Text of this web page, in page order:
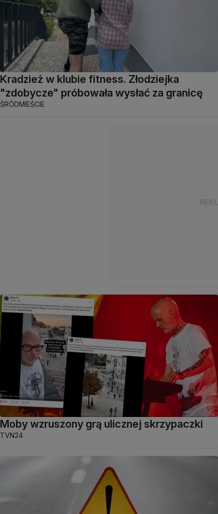
Kradzież w klubie fitness. Złodziejka
"zdobycze" próbowała wysłać za granicę
ŚRÓDMIEŚCIE
Moby wzruszony grą ulicznej skrzypaczki
TVN24